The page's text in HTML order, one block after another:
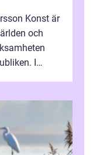
Konst är
och
I